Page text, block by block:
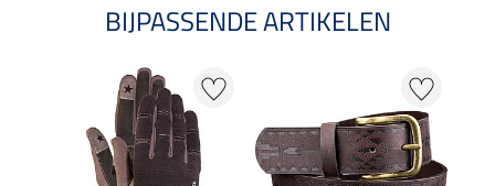
BIJPASSENDE ARTIKELEN